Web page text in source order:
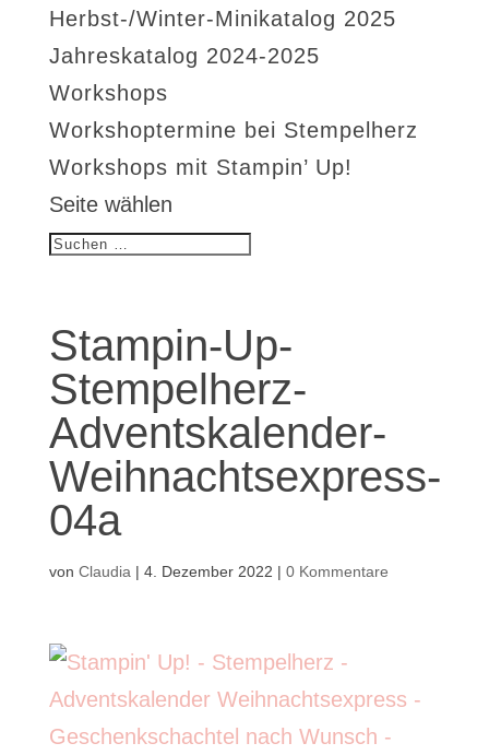
Herbst-/Winter-Minikatalog 2025
Jahreskatalog 2024-2025
Workshops
Workshoptermine bei Stempelherz
Workshops mit Stampin’ Up!
Seite wählen
Stampin-Up-
Stempelherz-
Adventskalender-
Weihnachtsexpress-
04a
von Claudia | 4. Dezember 2022 | 0 Kommentare